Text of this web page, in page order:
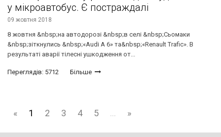
у мікроавтобус. Є постраждалі
09 жовтня 2018
8 жовтня &nbsp;на автодорозі &nbsp;в селі &nbsp;Сьомаки
&nbsp;зіткнулись &nbsp;«Audi A 6» та&nbsp;«Renault Trafic». В
результаті аварії тілесні ушкодження от...
Переглядів: 5712 Більше
« 1 2 3 4 5 ... »